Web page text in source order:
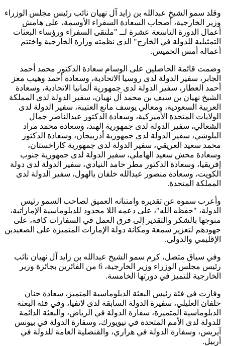
وقلد سمو الشيخ عبدالله بن زايد آل نهيان نائب رئيس مجلس الوزراء
وزير الخارجية، أصحاب السعادة السفراء الأوسمة، على هامش
أعمال الدورة التاسعة عشرة لــ "ملتقى السفراء ورؤساء البعثات
التمثيلية للدولة في الخارج" الذي نظمته وزارة الخارجية واختتم
أعماله أمس الخميس.
وضمت قائمة الحاصلين على الوسام سعادة الدكتور محمد أحمد
الجابر، سفير الدولة لدى روسيا الاتحادية، وسعادة أحمد وهيب معز
أحمد العطار، سفير الدولة لدى جمهورية ألمانيا الاتحادية، وسعادة
الشيخ نهيان بن سيف بن محمد آل نهيان، سفير الدولة لدى المملكة
العربية السعودية، ومعالي يوسف مانع العتيبة، سفير الدولة لدى
الولايات المتحدة الأميركية، وسعادة الدكتور عبدالناصر جمال
الشعالي، سفير الدولة لدى جمهورية الهند، وسعادة محمد مراد
البلوشي، سفير الدولة لدى جمهورية أذربيجان، وسعادة الدكتور
محمد سعيد العريقي، سفير الدولة لدى جمهورية كازاخستان،
وسعادة محش سعيد الهاملي، سفير الدولة لدى جمهورية جنوب
إفريقيا، وسعادة الدكتور مطر حامد النيادي، سفير الدولة لدى دولة
الكويت، وسعادة منصور عبدالله خلفان بالهول، سفير الدولة لدى
المملكة المتحدة.
وأعرب سموه عن تقديره وامتنانه العميق لصاحب السمو رئيس
الدولة، "حفظه الله"، على دعمه اللا محدود للدبلوماسية الإماراتية،
متوجها بالشكر والتقدير إلى فرق العمل في السفارات كافة، على
جهودهم لتعزيز سمعة ومكانة دولة الإمارات المتميزة على الصعيدين
الإقليمي والدولي.
وفي سياق متصل، كرم سمو الشيخ عبدالله بن زايد آل نهيان نائب
رئيس مجلس الوزراء وزير الخارجية، 6 من الفائزين بجائزة وزير
الخارجية للتميز في دورتها الخامسة.
وفازت في فئة رئيس البعثة الدبلوماسية المتميز، سعادة حنان
خلفان العليلي، سفيرة الدولة السابقة لدى لاتفيا، وفي فئة البعثة
الدبلوماسية المتميزة، سفارة الدولة في الرياض، والبعثة الدائمة
للدولة لدى الأمم المتحدة في نيويورك، وسفارة الدولة في بيونس
آيريس، و‏سفارة الدولة في هراري، والقنصلية العامة للدولة في
أربيل.